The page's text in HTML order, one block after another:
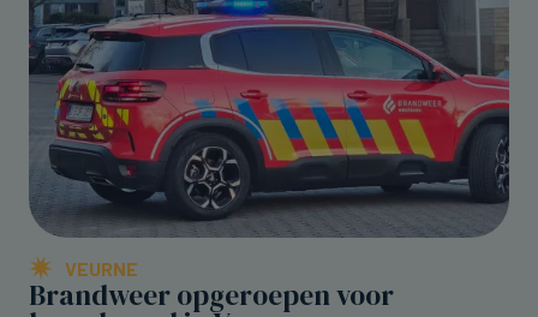
VEURNE
Brandweer opgeroepen voor